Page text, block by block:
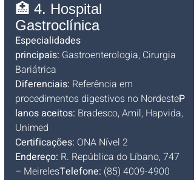
🏥 4. Hospital
Gastroclínica
Especialidades
principais: Gastroenterologia, Cirurgia
Bariátrica
Diferenciais: Referência em
procedimentos digestivos no NordesteP
lanos aceitos: Bradesco, Amil, Hapvida,
Unimed
Certificações: ONA Nível 2
Endereço: R. República do Líbano, 747
– MeirelesTelefone: (85) 4009-4900